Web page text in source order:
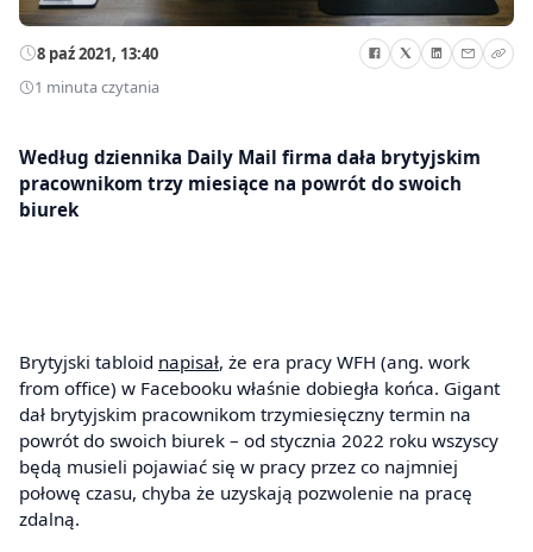
8 paź 2021, 13:40
1 minuta czytania
Według dziennika Daily Mail firma dała brytyjskim
pracownikom trzy miesiące na powrót do swoich
biurek
Brytyjski tabloid napisał, że era pracy WFH (ang. work
from office) w Facebooku właśnie dobiegła końca. Gigant
dał brytyjskim pracownikom trzymiesięczny termin na
powrót do swoich biurek – od stycznia 2022 roku wszyscy
będą musieli pojawiać się w pracy przez co najmniej
połowę czasu, chyba że uzyskają pozwolenie na pracę
zdalną.